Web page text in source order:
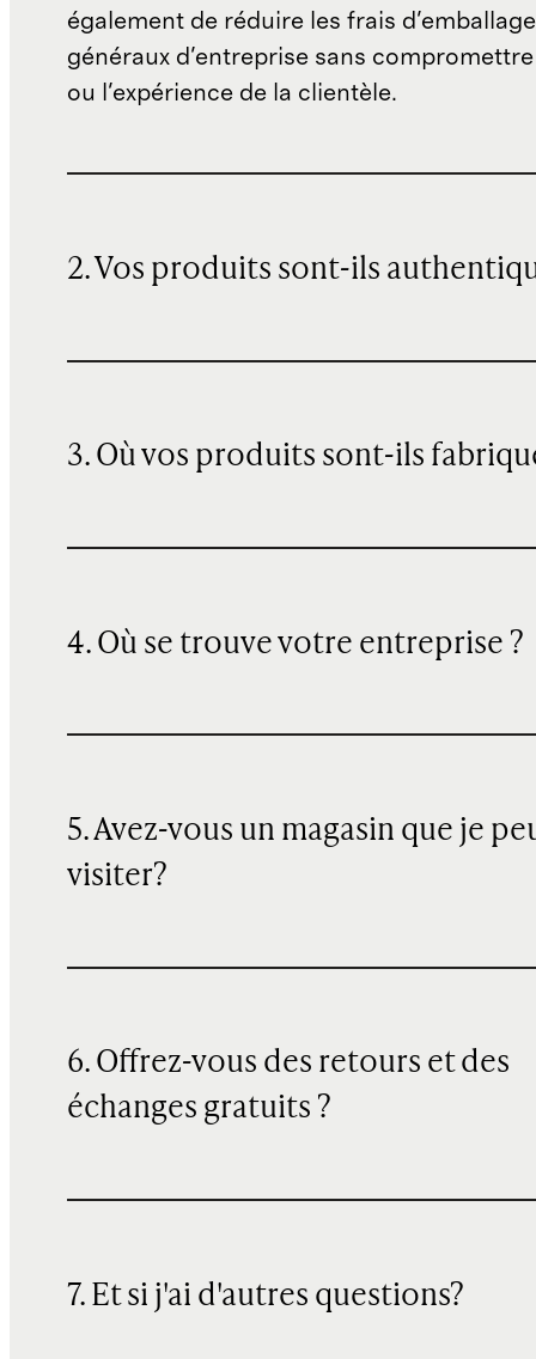
également de réduire les frais
généraux d'entreprise sans
ou l'expérience de la clientèle.
2. Vos produits sont-ils
3. Où vos produits sont-ils
4. Où se trouve votre entreprise ?
5. Avez-vous un magasin que je
visiter?
6. Offrez-vous des retours et des
échanges gratuits ?
7. Et si j'ai d'autres questions?